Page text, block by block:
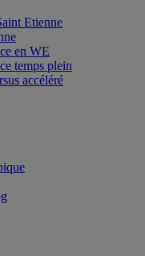
Etienne
en WE
temps plein
accéléré